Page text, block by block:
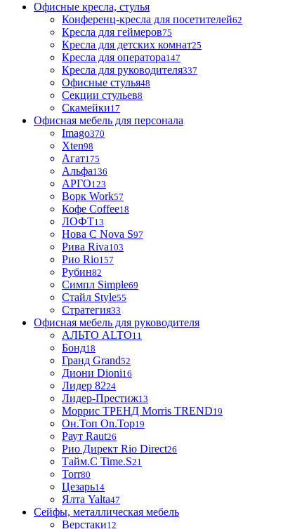
Офисные кресла, стулья
Конференц-кресла для посетителей62
Кресла для геймеров75
Кресла для детских комнат25
Кресла для оператора147
Кресла для руководителя337
Офисные стулья48
Секции стульев8
Скамейки17
Офисная мебель для персонала
Imago370
Xten98
Агат175
Альфа136
АРГО123
Ворк Work57
Кофе Coffee18
ЛОФТ13
Нова С Nova S97
Рива Riva103
Рио Rio157
Рубин82
Симпл Simple69
Стайл Style55
Стратегия33
Офисная мебель для руководителя
АЛЬТО ALTO11
Бонд18
Гранд Grand52
Диони Dioni16
Лидер 8224
Лидер-Престиж13
Моррис ТРЕНД Morris TREND19
Он.Топ On.Top19
Раут Raut26
Рио Директ Rio Direct26
Тайм.С Time.S21
Torr80
Цезарь14
Ялта Yalta47
Сейфы, металлическая мебель
Верстаки12